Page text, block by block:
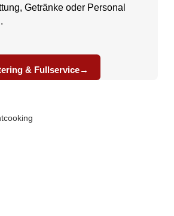
, Getränke oder Personal
& Fullservice→